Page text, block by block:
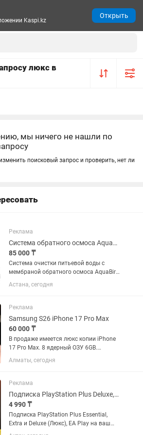
люкс в
мы ничего не нашли по
поисковый запрос и проверить, нет ли
Реклама
Система обратного осмоса AquaBir с насосом, 5
85 000 ₸
Система очистки питьевой воды с
мембраной обратного осмоса AquaBir
Описание Произведено в Турции
Классическая система, проверенная
распространенные стандартные...
Астана, сегодня
Реклама
Samsung S26 iPhone 17 Pro Max
60 000 ₸
В продаже имеется люкс копии iPhone
17 Pro Max. 8 ядерный ОЗУ 6GB.
Память 512/1 трб. Samsung S26
Ultra.Все телефоны новые
имеется доставка по городу. Имеется...
Алматы, сегодня
Реклама
Подписка PlayStation Plus Deluxe, Extra, Essential и EA Play
4 990 ₸
Подписка PlayStation Plus Essential,
Extra и Deluxe (Люкс), EA Play на ваш
украинский или турецкий аккаунт. Если
Kaspi.kz
Открыть